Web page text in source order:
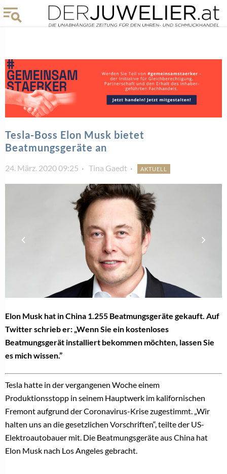
Tesla-Boss Elon Musk bietet
Beatmungsgeräte an
24. März. 2020 09:25 Tina Gaedt AKTUELL
Elon Musk hat in China 1.255 Beatmungsgeräte gekauft. Auf
Twitter schrieb er: „Wenn Sie ein kostenloses
Beatmungsgerät installiert bekommen möchten, lassen Sie
es mich wissen.”
Tesla hatte in der vergangenen Woche einem
Produktionsstopp in seinem Hauptwerk im kalifornischen
Fremont aufgrund der Coronavirus-Krise zugestimmt. „Wir
halten uns an die gesetzlichen Vorschriften“, teilte der US-
Elektroautobauer mit. Die Beatmungsgeräte aus China hat
Elon Musk nach Los Angeles gebracht.